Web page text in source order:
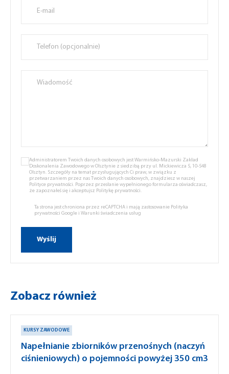
Administratorem Twoich danych osobowych jest Warmińsko-Mazurski Zakład
Doskonalenia Zawodowego w Olsztynie z siedzibą przy ul. Mickiewicza 5, 10-548
Olsztyn. Szczegóły na temat przysługujących Ci praw, w związku z
przetwarzaniem przez nas Twoich danych osobowych, znajdziesz w naszej
Polityce prywatności. Poprzez przesłanie wypełnionego formularza oświadczasz,
że zapoznałeś się i akceptujsz Politykę prywatności.
Ta strona jest chroniona przez reCAPTCHA i mają zastosowanie Polityka
prywatności Google i Warunki świadczenia usług
Zobacz również
KURSY ZAWODOWE
Napełnianie zbiorników przenośnych (naczyń
ciśnieniowych) o pojemności powyżej 350 cm3